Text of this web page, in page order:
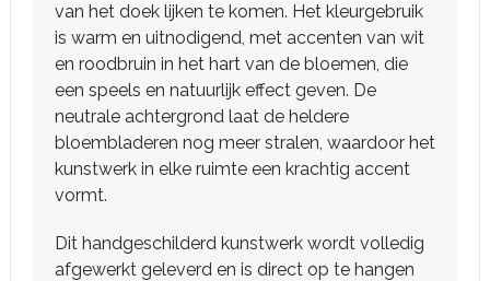
van het doek lijken te komen. Het kleurgebruik
is warm en uitnodigend, met accenten van wit
en roodbruin in het hart van de bloemen, die
een speels en natuurlijk effect geven. De
neutrale achtergrond laat de heldere
bloembladeren nog meer stralen, waardoor het
kunstwerk in elke ruimte een krachtig accent
vormt.
Dit handgeschilderd kunstwerk wordt volledig
afgewerkt geleverd en is direct op te hangen